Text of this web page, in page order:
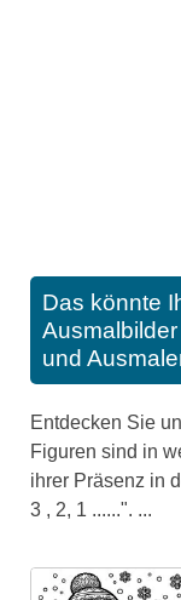
Das könnte
und
Entdecken Sie
Figuren sind in
ihrer Präsenz in
3 , 2, 1 ......". ...